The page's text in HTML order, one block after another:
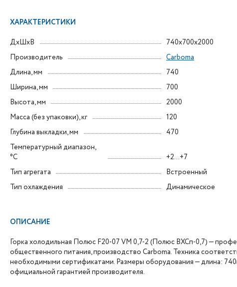
ХАРАКТЕРИСТИКИ
ДxШxВ
740x700x2000
Производитель
Carboma
Длина, мм
740
Ширина, мм
700
Высота, мм
2000
Масса (без упаковки), кг
120
Глубина выкладки, мм
470
Температурный диапазон,
°C
+2...+7
Тип агрегата
Встроенный
Тип охлаждения
Динамическое
ОПИСАНИЕ
Горка холодильная Полюс F20-07 VM 0,7-2 (Полюс ВХСп-0,7) —
общественного питания, производство Carboma. Техника
необходимыми сертификатами. Размеры оборудования — длина:
официальной гарантией производителя.